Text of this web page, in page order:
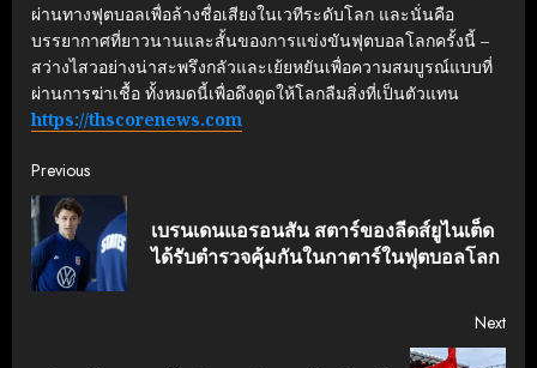
ผ่านทางฟุตบอลเพื่อล้างชื่อเสียงในเวทีระดับโลก และนั่นคือ
บรรยากาศที่ยาวนานและสั้นของการแข่งขันฟุตบอลโลกครั้งนี้ –
สว่างไสวอย่างน่าสะพรึงกลัวและเย้ยหยันเพื่อความสมบูรณ์แบบที่
ผ่านการฆ่าเชื้อ ทั้งหมดนี้เพื่อดึงดูดให้โลกลืมสิ่งที่เป็นตัวแทน
https://thscorenews.com
Continue
Reading
Previous
เบรนเดนแอรอนสัน สตาร์ของลีดส์ยูไนเต็ด
ได้รับตํารวจคุ้มกันในกาตาร์ในฟุตบอลโลก
Next